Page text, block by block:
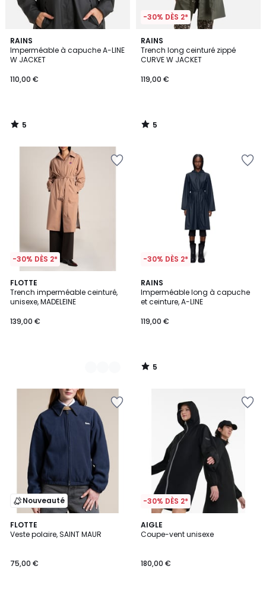
RAINS
Imperméable à capuche A-LINE
W JACKET
110,00 €
5
/
5
5
/
-30% DÈS 2*
RAINS
Trench long ceinturé zippé
CURVE W JACKET
119,00 €
5
/
5
5
/
-30% DÈS 2*
FLOTTE
Trench imperméable ceinturé,
unisexe, MADELEINE
139,00 €
2
Couleurs
-30% DÈS 2*
RAINS
Imperméable long à capuche
et ceinture, A-LINE
119,00 €
5
/
5
5
/
Nouveauté
FLOTTE
Veste polaire, SAINT MAUR
75,00 €
2
Couleurs
-30% DÈS 2*
AIGLE
Coupe-vent unisexe
180,00 €